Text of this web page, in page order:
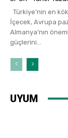
İçecek, Avrupa
Almanya’nın
güçlerini...
UYUM